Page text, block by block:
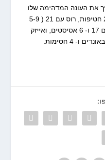
את העונה המדהימה שלו
עם 24 נקודות, 11 ריבאונדים ו- 2 חטיפות, רוס עם 21 ( 5-9
לשלוש), גורדון עם 17 ,פורנייה עם 17 ו- 6 אסיסטים, ואייזק